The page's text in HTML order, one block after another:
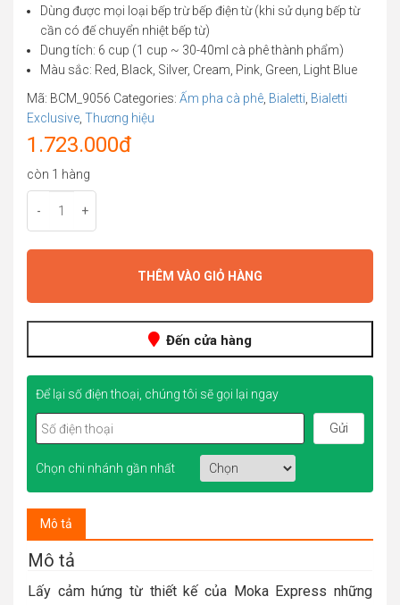
Dùng được mọi loại bếp trừ bếp điện từ (khi sử dụng bếp từ
cần có đế chuyển nhiệt bếp từ)
Dung tích: 6 cup (1 cup ~ 30-40ml cà phê thành phẩm)
Màu sắc: Red, Black, Silver, Cream, Pink, Green, Light Blue
Mã: BCM_9056 Categories: Ấm pha cà phê, Bialetti, Bialetti
Exclusive, Thương hiệu
1.723.000đ
còn 1 hàng
- +
THÊM VÀO GIỎ HÀNG
Đến cửa hàng
Để lại số điện thoại, chúng tôi sẽ gọi lại ngay
Chọn chi nhánh gần nhất
Mô tả
Mô tả
Lấy cảm hứng từ thiết kế của Moka Express những